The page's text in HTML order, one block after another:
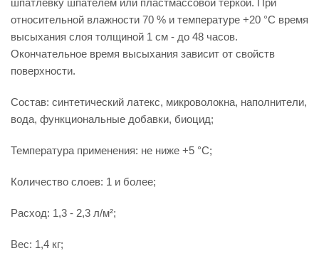
шпатлевку шпателем или пластмассовой теркой. При
относительной влажности 70 % и температуре +20 °С время
высыхания слоя толщиной 1 см - до 48 часов.
Окончательное время высыхания зависит от свойств
поверхности.
Состав: синтетический латекс, микроволокна, наполнители,
вода, функциональные добавки, биоцид;
Температура применения: не ниже +5 °С;
Количество слоев: 1 и более;
Расход: 1,3 - 2,3 л/м²;
Вес: 1,4 кг;